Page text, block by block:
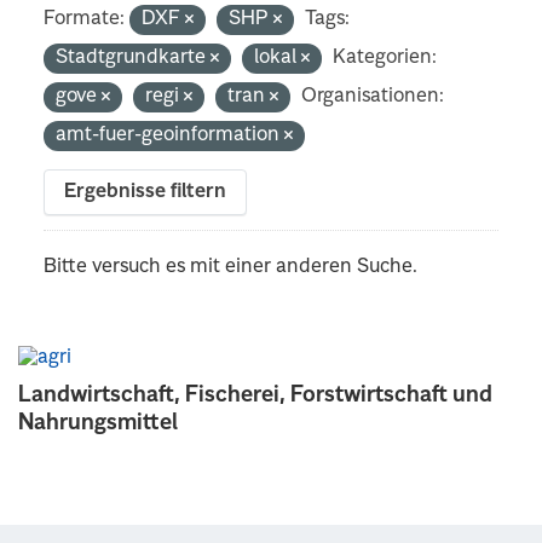
Landwirtschaft, Fischerei, Forstwirtschaft und
Nahrungsmittel
Formate: DXF SHP
Tags:
Stadtgrundkarte
lokal
Kategorien:
gove
regi tran
Organisationen:
amt-fuer-geoinformation
Ergebnisse filtern
Bitte versuch es mit einer anderen Suche.